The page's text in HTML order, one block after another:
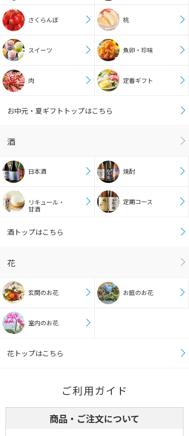
さくらんぼ 桃
スイーツ 魚卵・珍味
肉 定番ギフト
お中元・夏ギフトトップはこちら
酒
日本酒 焼酎
リキュール・
甘酒
定期コース
酒トップはこちら
花
玄関のお花 お庭のお花
室内のお花
花トップはこちら
ご利用ガイド
商品・ご注文について